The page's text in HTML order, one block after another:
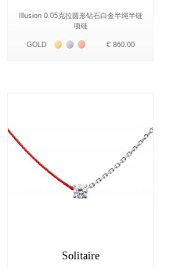
Illusion 0.05克拉圆形钻石白金半绳半链
项链
GOLD Жёлтое золото 18К
Белое золото 18К
Розовое золото 18К
€ 860.00
Solitaire